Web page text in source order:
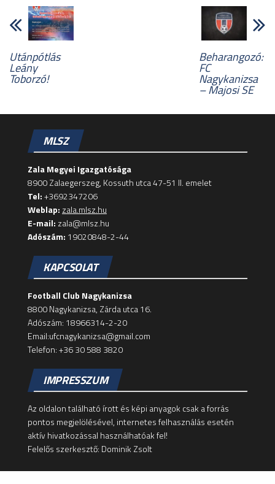
Utánpótlás
Leány
Toborzó!
Beharangozó:
FC
Nagykanizsa
– Majosi SE
MLSZ
Zala Megyei Igazgatósága
8900 Zalaegerszeg, Kossuth utca 47-51 II. emelet
Tel:+3692347206
Weblap: zala.mlsz.hu
E-mail: zala@mlsz.hu
Adószám: 19020848-2-44
KAPCSOLAT
Football Club Nagykanizsa
8800 Nagykanizsa, Zárda utca 16.
Adószám: 18966314-2-20
Email:ufcnagykanizsa@gmail.com
Telefon: +36 30 588 3820
IMPRESSZUM
Az oldalon található írott és képi anyagok csak a forrás
pontos megjelölésével, internetes felhasználás esetén
aktív hivatkozással használhatóak fel!
Felelős szerkesztő: Dominik Zsolt